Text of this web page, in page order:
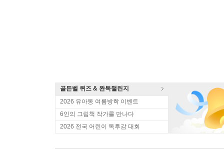
골든벨 퀴즈 & 완독챌린지
2026 유아동 여름방학 이벤트
6인의 그림책 작가를 만나다
2026 전국 어린이 독후감 대회